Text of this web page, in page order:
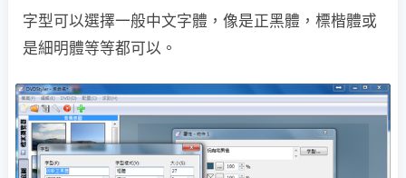
字型可以選擇一般中文字體，像是正黑體，標楷體或
是細明體等等都可以。